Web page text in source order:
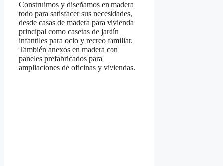
Construimos y diseñamos en madera
todo para satisfacer sus necesidades,
desde casas de madera para vivienda
principal como casetas de jardín
infantiles para ocio y recreo familiar.
También anexos en madera con
paneles prefabricados para
ampliaciones de oficinas y viviendas.